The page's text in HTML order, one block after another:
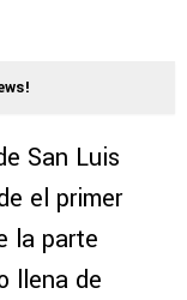
San Luis
el primer
la parte
llena de